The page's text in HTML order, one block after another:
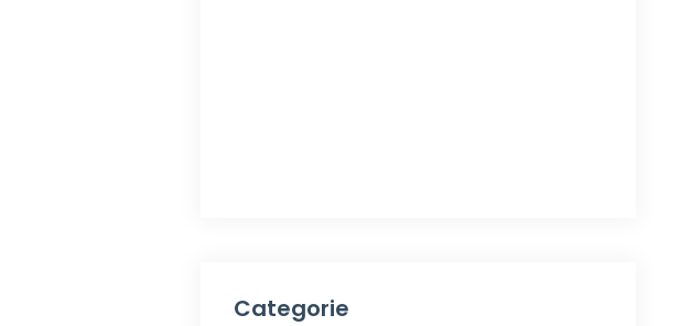
Categorie